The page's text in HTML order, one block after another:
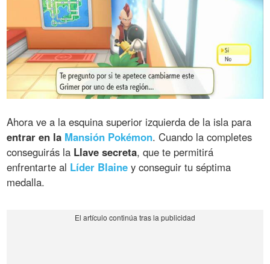
Ahora ve a la esquina superior izquierda de la isla para
entrar en la Mansión Pokémon. Cuando la completes
conseguirás la Llave secreta, que te permitirá
enfrentarte al Líder Blaine y conseguir tu séptima
medalla.